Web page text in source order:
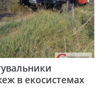
в екосистемах